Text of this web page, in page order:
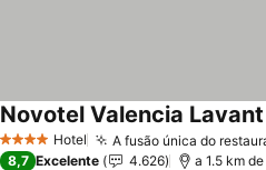
4 EstrelasHotel A fusão única do
Novotel Valencia Lavant
8,7 Excelente 4.626 a 1.5 km